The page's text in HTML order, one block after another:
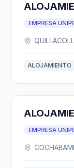
EMPRESA
ALOJAMIENTO
EMPRESA